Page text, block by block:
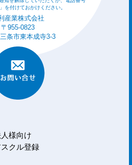
を付けておかけください。
産業株式会社
〒955-0823
条市東本成寺3-3
様向け
スクル登録